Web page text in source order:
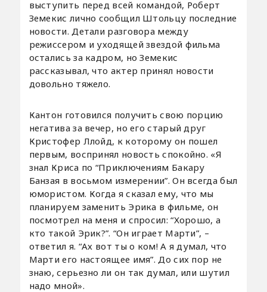
выступить перед всей командой, Роберт
Земекис лично сообщил Штольцу последние
новости. Детали разговора между
режиссером и уходящей звездой фильма
остались за кадром, но Земекис
рассказывал, что актер принял новости
довольно тяжело.
Кантон готовился получить свою порцию
негатива за вечер, но его старый друг
Кристофер Ллойд, к которому он пошел
первым, воспринял новость спокойно. «Я
знал Криса по “Приключениям Бакару
Банзая в восьмом измерении”. Он всегда был
юмористом. Когда я сказал ему, что мы
планируем заменить Эрика в фильме, он
посмотрел на меня и спросил: “Хорошо, а
кто такой Эрик?”. “Он играет Марти”, –
ответил я. “Ах вот ты о ком! А я думал, что
Марти его настоящее имя”. До сих пор не
знаю, серьезно ли он так думал, или шутил
надо мной».